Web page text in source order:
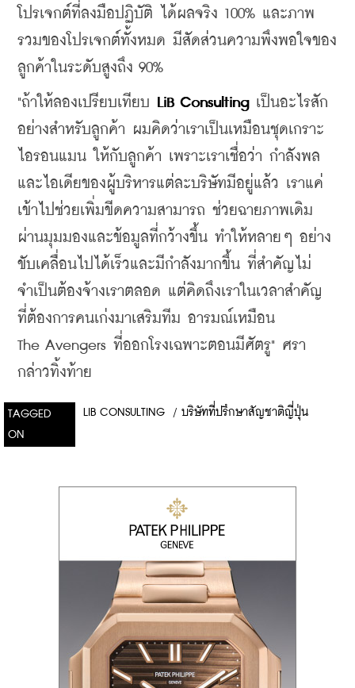
โปรเจกต์ที่ลงมือปฏิบัติ ได้ผลจริง 100% และภาพ
รวมของโปรเจกต์ทั้งหมด มีสัดส่วนความพึงพอใจของ
ลูกค้าในระดับสูงถึง 90%
"ถ้าให้ลองเปรียบเทียบ LiB Consulting เป็นอะไรสัก
อย่างสำหรับลูกค้า ผมคิดว่าเราเป็นเหมือนชุดเกราะ
ไอรอนแมน ให้กับลูกค้า เพราะเราเชื่อว่า กำลังพล
และไอเดียของผู้บริหารแต่ละบริษัทมีอยู่แล้ว เราแค่
เข้าไปช่วยเพิ่มขีดความสามารถ ช่วยฉายภาพเดิม
ผ่านมุมมองและข้อมูลที่กว้างขึ้น ทำให้หลายๆ อย่าง
ขับเคลื่อนไปได้เร็วและมีกำลังมากขึ้น ที่สำคัญไม่
จำเป็นต้องจ้างเราตลอด แต่คิดถึงเราในเวลาสำคัญ
ที่ต้องการคนเก่งมาเสริมทีม อารมณ์เหมือน
The Avengers ที่ออกโรงเฉพาะตอนมีศัตรู" ศรา
กล่าวทิ้งท้าย
TAGGED
ON
LIB CONSULTING / บริษัทที่ปรึกษาสัญชาติญี่ปุ่น